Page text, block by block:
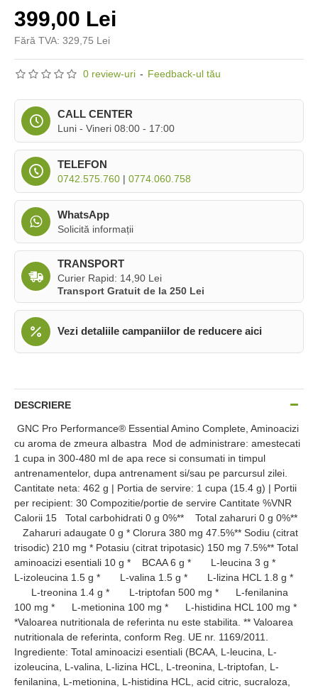
0 review-uri - Feedback-ul tău
399,00 Lei
Fără TVA: 329,75 Lei
CALL CENTER
Luni - Vineri 08:00 - 17:00
TELEFON
0742.575.760 | 0774.060.758
WhatsApp
Solicită informații
TRANSPORT
Curier Rapid: 14,90 Lei
Transport Gratuit de la 250 Lei
Vezi detaliile campaniilor de reducere aici
DESCRIERE
GNC Pro Performance® Essential Amino Complete, Aminoacizi
cu aroma de zmeura albastra Mod de administrare: amestecati
1 cupa in 300-480 ml de apa rece si consumati in timpul
antrenamentelor, dupa antrenament si/sau pe parcursul zilei.
Cantitate neta: 462 g | Portia de servire: 1 cupa (15.4 g) | Portii
per recipient: 30 Compozitie/portie de servire Cantitate %VNR
Calorii 15 Total carbohidrati 0 g 0%** Total zaharuri 0 g 0%**
Zaharuri adaugate 0 g * Clorura 380 mg 47.5%** Sodiu (citrat
trisodic) 210 mg * Potasiu (citrat tripotasic) 150 mg 7.5%** Total
aminoacizi esentiali 10 g * BCAA 6 g * L-leucina 3 g *
L-izoleucina 1.5 g * L-valina 1.5 g * L-lizina HCL 1.8 g *
L-treonina 1.4 g * L-triptofan 500 mg * L-fenilanina
100 mg * L-metionina 100 mg * L-histidina HCL 100 mg *
*Valoarea nutritionala de referinta nu este stabilita. ** Valoarea
nutritionala de referinta, conform Reg. UE nr. 1169/2011.
Ingrediente: Total aminoacizi esentiali (BCAA, L-leucina, L-
izoleucina, L-valina, L-lizina HCL, L-treonina, L-triptofan, L-
fenilanina, L-metionina, L-histidina HCL, acid citric, sucraloza,